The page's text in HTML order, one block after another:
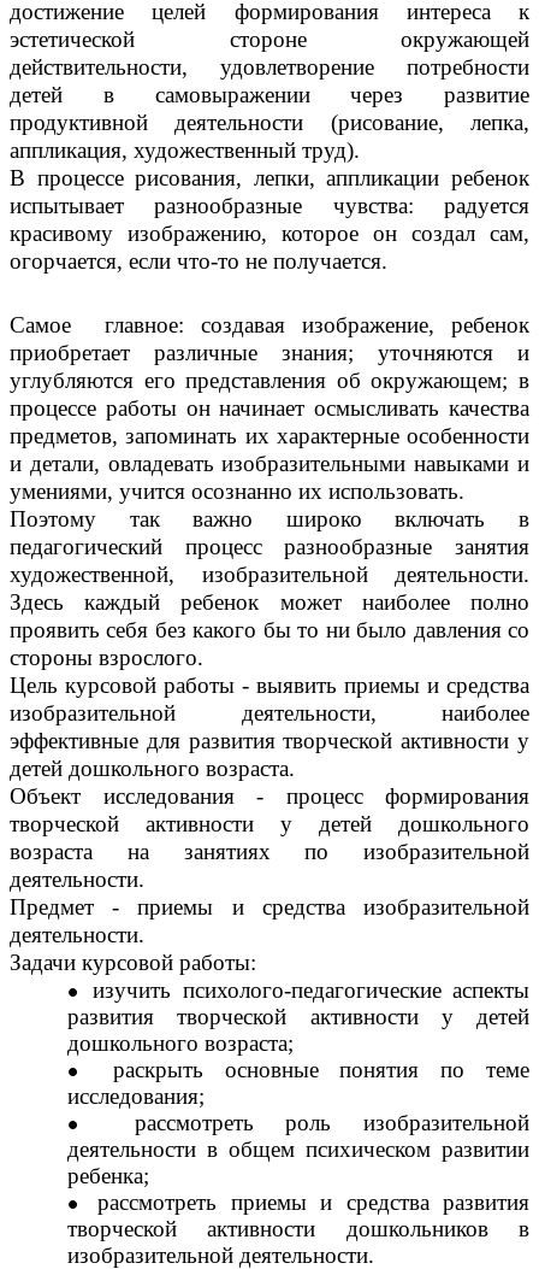
достижение целей формирования интереса к
эстетической стороне окружающей
действительности, удовлетворение потребности
детей в самовыражении через развитие
продуктивной деятельности (рисование, лепка,
аппликация, художественный труд).
В процессе рисования, лепки, аппликации ребенок
испытывает разнообразные чувства: радуется
красивому изображению, которое он создал сам,
огорчается, если что-то не получается.
Самое главное: создавая изображение, ребенок
приобретает различные знания; уточняются и
углубляются его представления об окружающем; в
процессе работы он начинает осмысливать качества
предметов, запоминать их характерные особенности
и детали, овладевать изобразительными навыками и
умениями, учится осознанно их использовать.
Поэтому так важно широко включать в
педагогический процесс разнообразные занятия
художественной, изобразительной деятельности.
Здесь каждый ребенок может наиболее полно
проявить себя без какого бы то ни было давления со
стороны взрослого.
Цель курсовой работы - выявить приемы и средства
изобразительной деятельности, наиболее
эффективные для развития творческой активности у
детей дошкольного возраста.
Объект исследования - процесс формирования
творческой активности у детей дошкольного
возраста на занятиях по изобразительной
деятельности.
Предмет - приемы и средства изобразительной
деятельности.
Задачи курсовой работы:
изучить психолого-педагогические аспекты
развития творческой активности у детей
дошкольного возраста;
раскрыть основные понятия по теме
исследования;
рассмотреть роль изобразительной
деятельности в общем психическом развитии
ребенка;
рассмотреть приемы и средства развития
творческой активности дошкольников в
изобразительной деятельности.